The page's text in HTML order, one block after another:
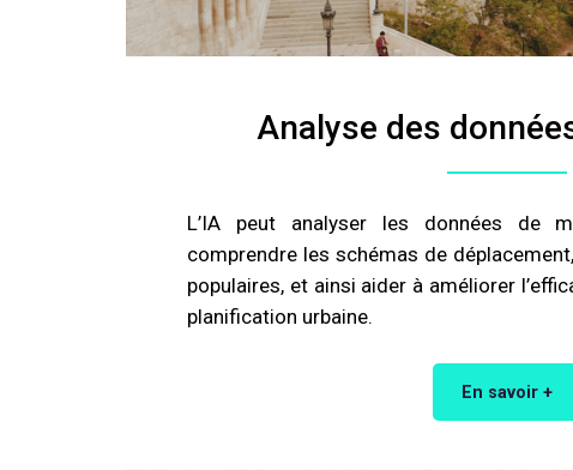
Analyse des
L’IA peut analyser les données de
comprendre les schémas de
populaires, et ainsi aider à améliorer
planification urbaine.
En savoir +